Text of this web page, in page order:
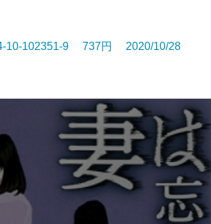
10-102351-9 737円 2020/10/28